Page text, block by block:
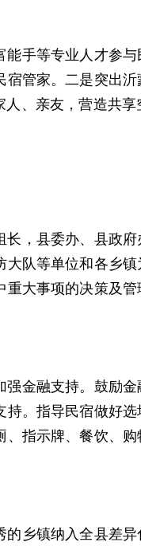
手等专业人才参
管家。二是突出
、亲友，营造共
，县委办、县政
队等单位和各乡
大事项的决策及
金融支持。鼓励
。指导民宿做好
指示牌、餐饮、
乡镇纳入全县差